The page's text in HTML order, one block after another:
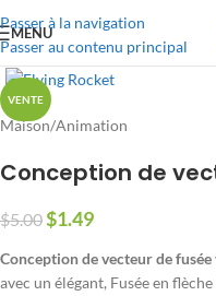
Passer à la navigation
Passer au contenu principal
MENU
VENTE
Maison/Animation
Conception de
$5.00$1.49
Conception de vecteur de
avec un élégant, Fusée en